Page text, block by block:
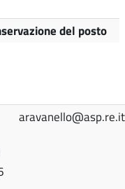
del posto
aravanello@asp.re.it